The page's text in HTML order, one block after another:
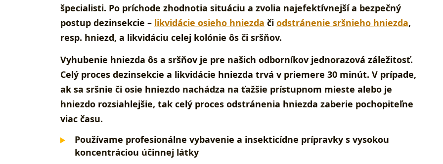
špecialisti. Po príchode zhodnotia situáciu a zvolia najefektívnejší a bezpečný
postup dezinsekcie – likvidácie osieho hniezda či odstránenie sršnieho hniezda,
resp. hniezd, a likvidáciu celej kolónie ôs či sršňov.
Vyhubenie hniezda ôs a sršňov je pre našich odborníkov jednorazová záležitosť.
Celý proces dezinsekcie a likvidácie hniezda trvá v priemere 30 minút. V prípade,
ak sa sršnie či osie hniezdo nachádza na ťažšie prístupnom mieste alebo je
hniezdo rozsiahlejšie, tak celý proces odstránenia hniezda zaberie pochopiteľne
viac času.
Používame profesionálne vybavenie a insekticídne prípravky s vysokou
koncentráciou účinnej látky